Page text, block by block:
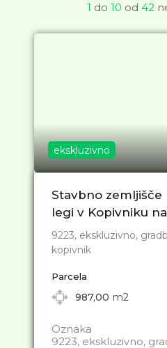
1 do 10 od 42
ekskluzivno
Stavbno zemljišče
legi v Kopivniku
9223, ekskluzivno,
kopivnik
Parcela
987,00 m2
Oznaka
9223, ekskluzivno,